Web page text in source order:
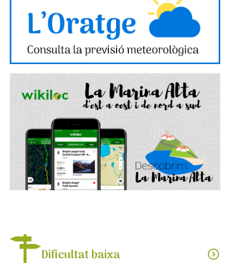
Dificultat baixa expand_circle_down